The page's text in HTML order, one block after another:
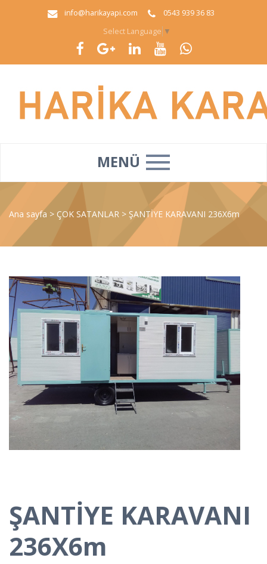
info@harikayapi.com
0543 939 36 83
Select Language ▼
MENÜ
Ana sayfa > ÇOK SATANLAR > ŞANTİYE KARAVANI 236X6m
ŞANTİYE KARAVANI
236X6m